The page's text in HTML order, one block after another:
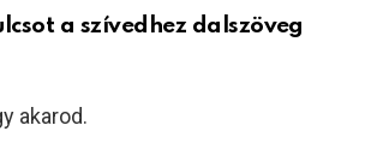
a szívedhez dalszöveg
akarod.